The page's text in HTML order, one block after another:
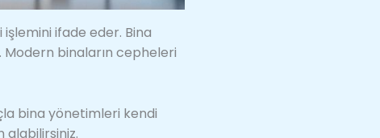
ifade eder. Bina
binaların cepheleri
bina yönetimleri kendi
alabilirsiniz.